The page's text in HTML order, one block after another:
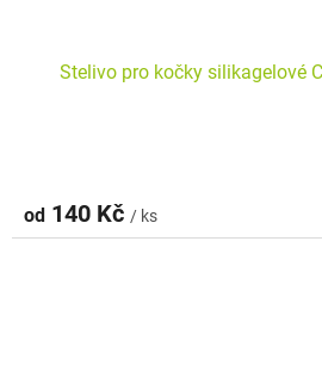
Stelivo pro kočky silikagelové
je
5,0
od 140 Kč / ks